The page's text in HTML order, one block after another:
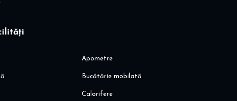
Apometre
Bucătărie mobilată
Calorifere